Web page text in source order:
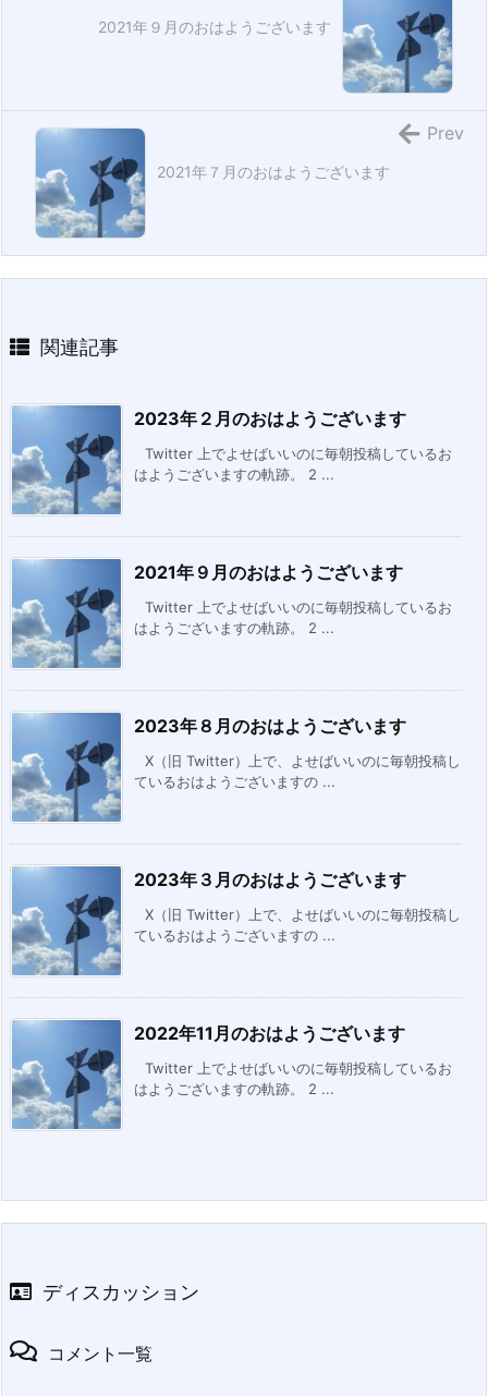
2021年９月のおはようございます
2021年７月のおはようございます
Prev
関連記事
2023年２月のおはようございます
Twitter 上でよせばいいのに毎朝投稿しているお
はようございますの軌跡。 2 ...
2021年９月のおはようございます
Twitter 上でよせばいいのに毎朝投稿しているお
はようございますの軌跡。 2 ...
2023年８月のおはようございます
X（旧 Twitter）上で、よせばいいのに毎朝投稿し
ているおはようございますの ...
2023年３月のおはようございます
X（旧 Twitter）上で、よせばいいのに毎朝投稿し
ているおはようございますの ...
2022年11月のおはようございます
Twitter 上でよせばいいのに毎朝投稿しているお
はようございますの軌跡。 2 ...
ディスカッション
コメント一覧